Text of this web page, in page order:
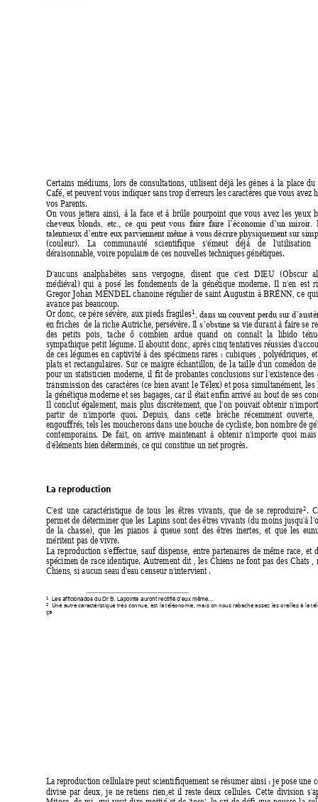
Certains médiums, lors de consultations, utilisent déjà les gènes à la place du
Café, et peuvent vous indiquer sans trop d'erreurs les caractères que vous avez
vos Parents.
On vous jettera ainsi, à la face et à brûle pourpoint que vous avez les yeux
cheveux blonds, etc., ce qui  peut vous faire faire l’économie d’un miroir.
talentueux d’entre eux parviennent même à vous décrire physiquement sur
(couleur). La communauté scientifique s'émeut déjà de
l'utilisation
déraisonnable, voire populaire de ces nouvelles techniques génétiques.
D'aucuns analphabètes sans vergogne, disent que c'est DIEU (Obscur
médiéval) qui a posé les fondements de la génétique moderne. Il n'en est
Gregor Johan MENDELchanoine régulier de saint Augustin à BRÉNN, ce
avance pas beaucoup.
Or donc, ce père sévère, aux pieds fragiles1 dans un couvent perdu sur
en friches de la riche Autriche, persévère. Il s’obstine sa vie durant à faire se
des petits pois, tache ô combien ardue quand on connaît la libido
sympathique petit légume. Il aboutit donc, après cinq tentatives réussies
de ces légumes en captivité à des spécimens rares : cubiques , polyédriques, e
plats et rectangulaires. Sur ce maigre échantillon, de la taille d'un comédon de
pour un statisticien moderne, il fit de probantes conclusions sur l'existence des
transmission des caractères (ce bien avant le Télex) et posa simultanément, les
la génétique moderne et ses bagages, car il était enfin arrivé au bout de ses
Il conclut également, mais plus discrètement, que l'on pouvait obtenir
partir de n'importe quoi. Depuis, dans cette brèche récemment ouverte,
engouffrés, tels les moucherons dans une bouche de cycliste, bon nombre de
contemporains. De fait, on arrive maintenant à obtenir n'importe quoi mais
d'éléments bien déterminés, ce qui constitue un net progrès.
La reproduction
C'est une caractéristique de tous les êtres vivants, que de se reproduire2.
permet de déterminer que les Lapins sont des êtres vivants (du moins jusqu'à
de la chasse), que les pianos à queue sont des êtres inertes, et que les eu
méritent pas de vivre.
La reproduction s'effectue, sauf dispense, entre partenaires de même race, et
spécimen de raceidentique. Autrement dit , les Chiens ne font pas des Chats ,
Chiens, si aucun seau d'eau censeur n'intervient .
1 Les afficionados du Dr B. Lapointe auront rectifié d’eux même...
2 Une autre caractéristique très connue, est la téléonomie, mais on nous rabache assez les oreilles à la
ça
La reproduction cellulaire peut scientifiquement se résumer ainsi : je pose une
divise par deux, je ne retiens rien,et il reste deux cellules. Cette division